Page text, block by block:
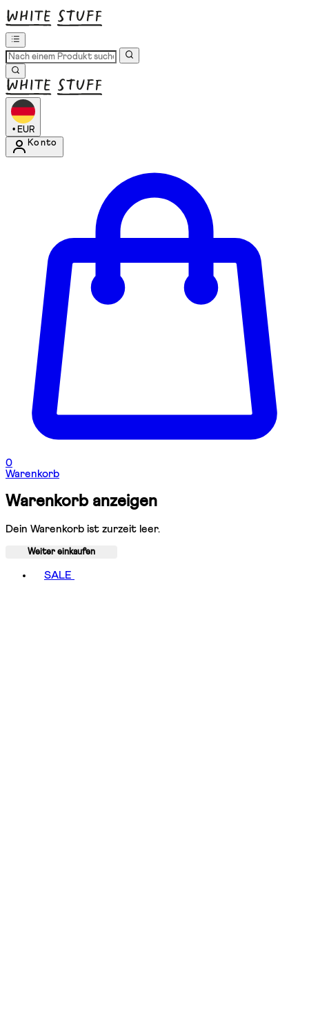
• EUR
Konto
0
Warenkorb
Warenkorb anzeigen
Dein Warenkorb ist zurzeit leer.
Weiter einkaufen
SALE